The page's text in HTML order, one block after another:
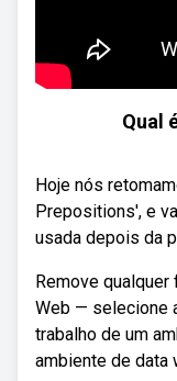
Qual
Hoje nós
Prepositions', e
usada depois da
Remove
Web — selecione
trabalho de um
ambiente de data